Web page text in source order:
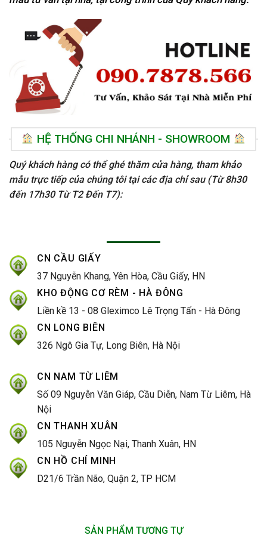
HỆ THỐNG CHI NHÁNH - SHOWROOM
Quý khách hàng có thể ghé thăm cửa hàng, tham khảo
mẫu trực tiếp của chúng tôi tại các địa chỉ sau (Từ 8h30
đến 17h30 Từ T2 Đến T7):
CN CẦU GIẤY
37 Nguyễn Khang, Yên Hòa, Cầu Giấy, HN
KHO ĐỘNG CƠ RÈM - HÀ ĐÔNG
Liền kề 13 - 08 Gleximco Lê Trọng Tấn - Hà Đông
CN LONG BIÊN
326 Ngô Gia Tự, Long Biên, Hà Nội
CN NAM TỪ LIÊM
Số 09 Nguyễn Văn Giáp, Cầu Diễn, Nam Từ Liêm, Hà
Nội
CN THANH XUÂN
105 Nguyễn Ngọc Nại, Thanh Xuân, HN
CN HỒ CHÍ MINH
D21/6 Trần Não, Quận 2, TP HCM
SẢN PHẨM TƯƠNG TỰ